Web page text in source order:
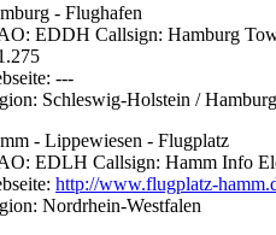
- Flughafen
EDDH Callsign: Hamburg
---
Schleswig-Holstein / Hamburg
- Lippewiesen - Flugplatz
EDLH Callsign: Hamm Info
http://www.flugplatz-
Nordrhein-Westfalen